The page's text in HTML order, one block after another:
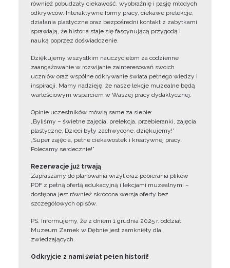
również pobudzały ciekawość, wyobraźnię i pasję młodych
odkrywców. Interaktywne formy pracy, ciekawe prelekcje,
działania plastyczne oraz bezpośredni kontakt z zabytkami
sprawiają, że historia staje się fascynującą przygodą i
nauką poprzez doświadczenie.
Dziękujemy wszystkim nauczycielom za codzienne
zaangażowanie w rozwijanie zainteresowań swoich
uczniów oraz wspólne odkrywanie świata pełnego wiedzy i
inspiracji. Mamy nadzieję, że nasze lekcje muzealne będą
wartościowym wsparciem w Waszej pracy dydaktycznej.
Opinie uczestników mówią same za siebie:
„Byliśmy – świetne zajęcia, prelekcja, przebieranki, zajęcia
plastyczne. Dzieci były zachwycone, dziękujemy!”
„Super zajęcia, pełne ciekawostek i kreatywnej pracy.
Polecamy serdecznie!”
Rezerwacje już trwają
Zapraszamy do planowania wizyt oraz pobierania plików
PDF z pełną ofertą edukacyjną i lekcjami muzealnymi –
dostępna jest również skrócona wersja oferty bez
szczegółowych opisów.
PS. Informujemy, że z dniem 1 grudnia 2025 r. oddział
Muzeum Zamek w Dębnie jest zamknięty dla
zwiedzających.
Odkryjcie z nami świat pełen historii!